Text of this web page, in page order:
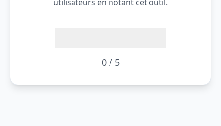
utilisateurs en notant cet outil.
0 / 5